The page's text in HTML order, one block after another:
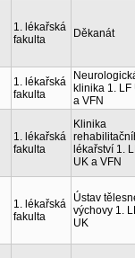
1. lékařská
fakulta
Děkanát
1. lékařská
fakulta
klinika 1. LF
a VFN
1. lékařská
fakulta
Klinika
lékařství 1.
UK a VFN
1. lékařská
fakulta
Ústav
výchovy 1.
UK